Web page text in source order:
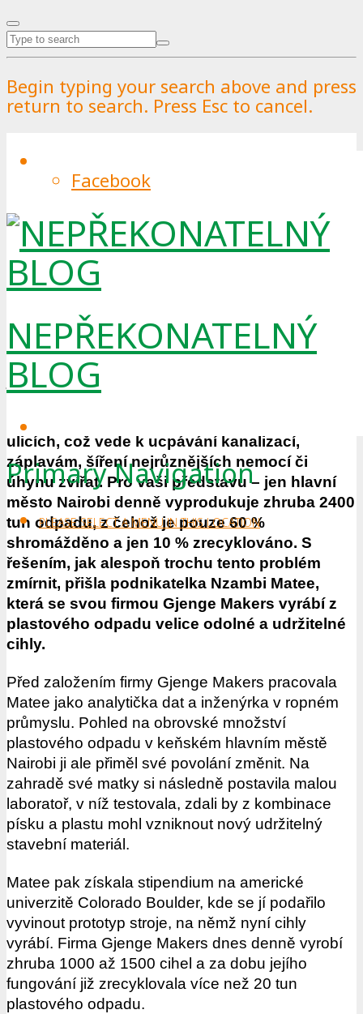
Begin typing your search above and press
return to search. Press Esc to cancel.
Facebook
NEPŘEKONATELNÝ
BLOG
Primary Navigation
PLEASE SELECT A MENU IN THIS LOCATION
Keňská podnikatelka mění plastový
odpad na cihly, které jsou sedmkrát
pevnější než beton
By
. Published on18.2.2021. 18.2.2021 0
Plastový odpad představuje v Keni, podobně
jako v dalších afrických zemích, obrovský
městech, kde se plasty povalují všude po
ulicích, což vede k ucpávání kanalizací,
záplavám, šíření nejrůznějších nemocí či
úhynu zvířat. Pro vaši představu – jen hlavní
město Nairobi denně vyprodukuje zhruba 2400
tun odpadu, z čehož je pouze 60 %
shromážděno a jen 10 % zrecyklováno. S
řešením, jak alespoň trochu tento problém
zmírnit, přišla podnikatelka Nzambi Matee,
která se svou firmou Gjenge Makers vyrábí z
plastového odpadu velice odolné a udržitelné
cihly.
Před založením firmy Gjenge Makers pracovala
Matee jako analytička dat a inženýrka v ropném
průmyslu. Pohled na obrovské množství
plastového odpadu v keňském hlavním městě
Nairobi ji ale přiměl své povolání změnit. Na
zahradě své matky si následně postavila malou
laboratoř, v níž testovala, zdali by z kombinace
písku a plastu mohl vzniknout nový udržitelný
stavební materiál.
Matee pak získala stipendium na americké
univerzitě Colorado Boulder, kde se jí podařilo
vyvinout prototyp stroje, na němž nyní cihly
vyrábí. Firma Gjenge Makers dnes denně vyrobí
zhruba 1000 až 1500 cihel a za dobu jejího
fungování již zrecyklovala více než 20 tun
plastového odpadu.